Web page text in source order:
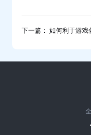
下一篇： 如何利于游戏